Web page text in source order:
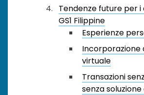
Tendenze future per i
GS1 Filippine
Esperienze
Incorporazione
virtuale
Transazioni
senza